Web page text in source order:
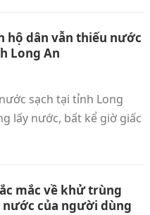
hộ dân vẫn thiếu nước
Long An
sạch tại tỉnh Long
lấy nước, bất kể giờ giấc
mắc về khử trùng
của người dùng